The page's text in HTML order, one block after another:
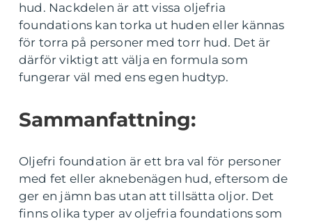
hud. Nackdelen är att vissa oljefria
foundations kan torka ut huden eller kännas
för torra på personer med torr hud. Det är
därför viktigt att välja en formula som
fungerar väl med ens egen hudtyp.
Sammanfattning:
Oljefri foundation är ett bra val för personer
med fet eller aknebenägen hud, eftersom de
ger en jämn bas utan att tillsätta oljor. Det
finns olika typer av oljefria foundations som